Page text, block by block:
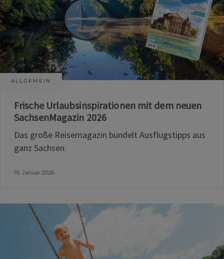
ALLGEMEIN
Frische Urlaubsinspirationen mit dem neuen
SachsenMagazin 2026
Das große Reisemagazin bündelt Ausflugstipps aus
ganz Sachsen.
19. Januar 2026